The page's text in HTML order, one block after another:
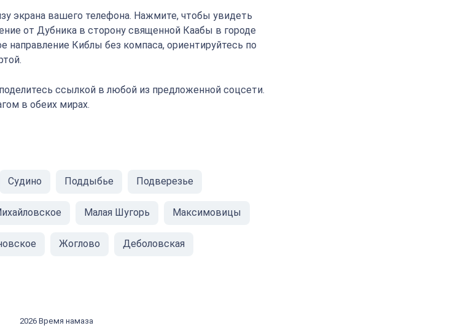
экрана вашего телефона. Нажмите, чтобы увидеть
от Дубника в сторону священной Каабы в городе
направление Киблы без компаса, ориентируйтесь по
ссылкой в любой из предложенной соцсети.
в обеих мирах.
Судино Поддыбье Подверезье
Малая Шугорь Максимовицы
Жоглово Деболовская
2026 Время намаза